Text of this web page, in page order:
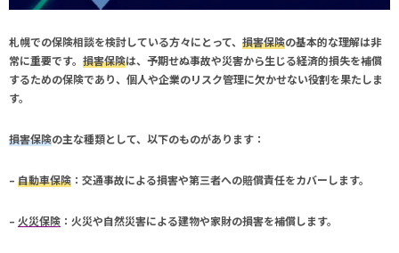
札幌での保険相談を検討している方々にとって、 損害保険の基本的な理解は非
常に重要です。 損害保険は、予期せぬ事故や災害から生じる経済的損失を補償
するための保険であり、個人や企業のリスク管理に欠かせない役割を果たしま
す。
損害保険の主な種類として、以下のものがあります：
– 自動車保険 ：交通事故による損害や第三者への賠償責任をカバーします。
– 火災保険 ：火災や自然災害による建物や家財の損害を補償します。